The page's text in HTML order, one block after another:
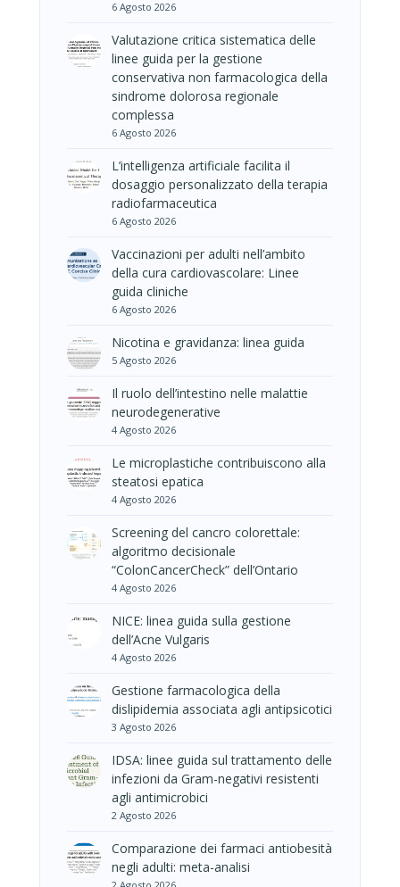
6 Agosto 2026
Valutazione critica sistematica delle
linee guida per la gestione
conservativa non farmacologica della
sindrome dolorosa regionale
complessa
6 Agosto 2026
L’intelligenza artificiale facilita il
dosaggio personalizzato della terapia
radiofarmaceutica
6 Agosto 2026
Vaccinazioni per adulti nell’ambito
della cura cardiovascolare: Linee
guida cliniche
6 Agosto 2026
Nicotina e gravidanza: linea guida
5 Agosto 2026
Il ruolo dell’intestino nelle malattie
neurodegenerative
4 Agosto 2026
Le microplastiche contribuiscono alla
steatosi epatica
4 Agosto 2026
Screening del cancro colorettale:
algoritmo decisionale
“ColonCancerCheck” dell’Ontario
4 Agosto 2026
NICE: linea guida sulla gestione
dell’Acne Vulgaris
4 Agosto 2026
Gestione farmacologica della
dislipidemia associata agli antipsicotici
3 Agosto 2026
IDSA: linee guida sul trattamento delle
infezioni da Gram-negativi resistenti
agli antimicrobici
2 Agosto 2026
Comparazione dei farmaci antiobesità
negli adulti: meta-analisi